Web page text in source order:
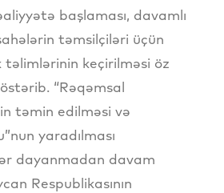
başlaması, davamlı
təmsilçiləri üçün
təlimlərinin keçirilməsi öz
“Rəqəmsal
təmin edilməsi və
yaradılması
dayanmadan davam
Respublikasının